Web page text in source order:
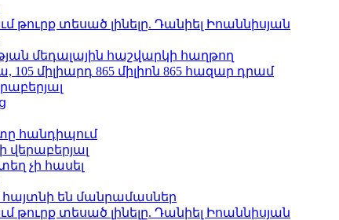
տեսած լինելը. Դանիել Իոաննիսյան
մեդալային հաշվարկի հաղթող
միլիարդ 865 միլիոն 865 հազար դրամ
հանդիպում
չի հասել
են մանրամասներ
տեսած լինելը. Դանիել Իոաննիսյան